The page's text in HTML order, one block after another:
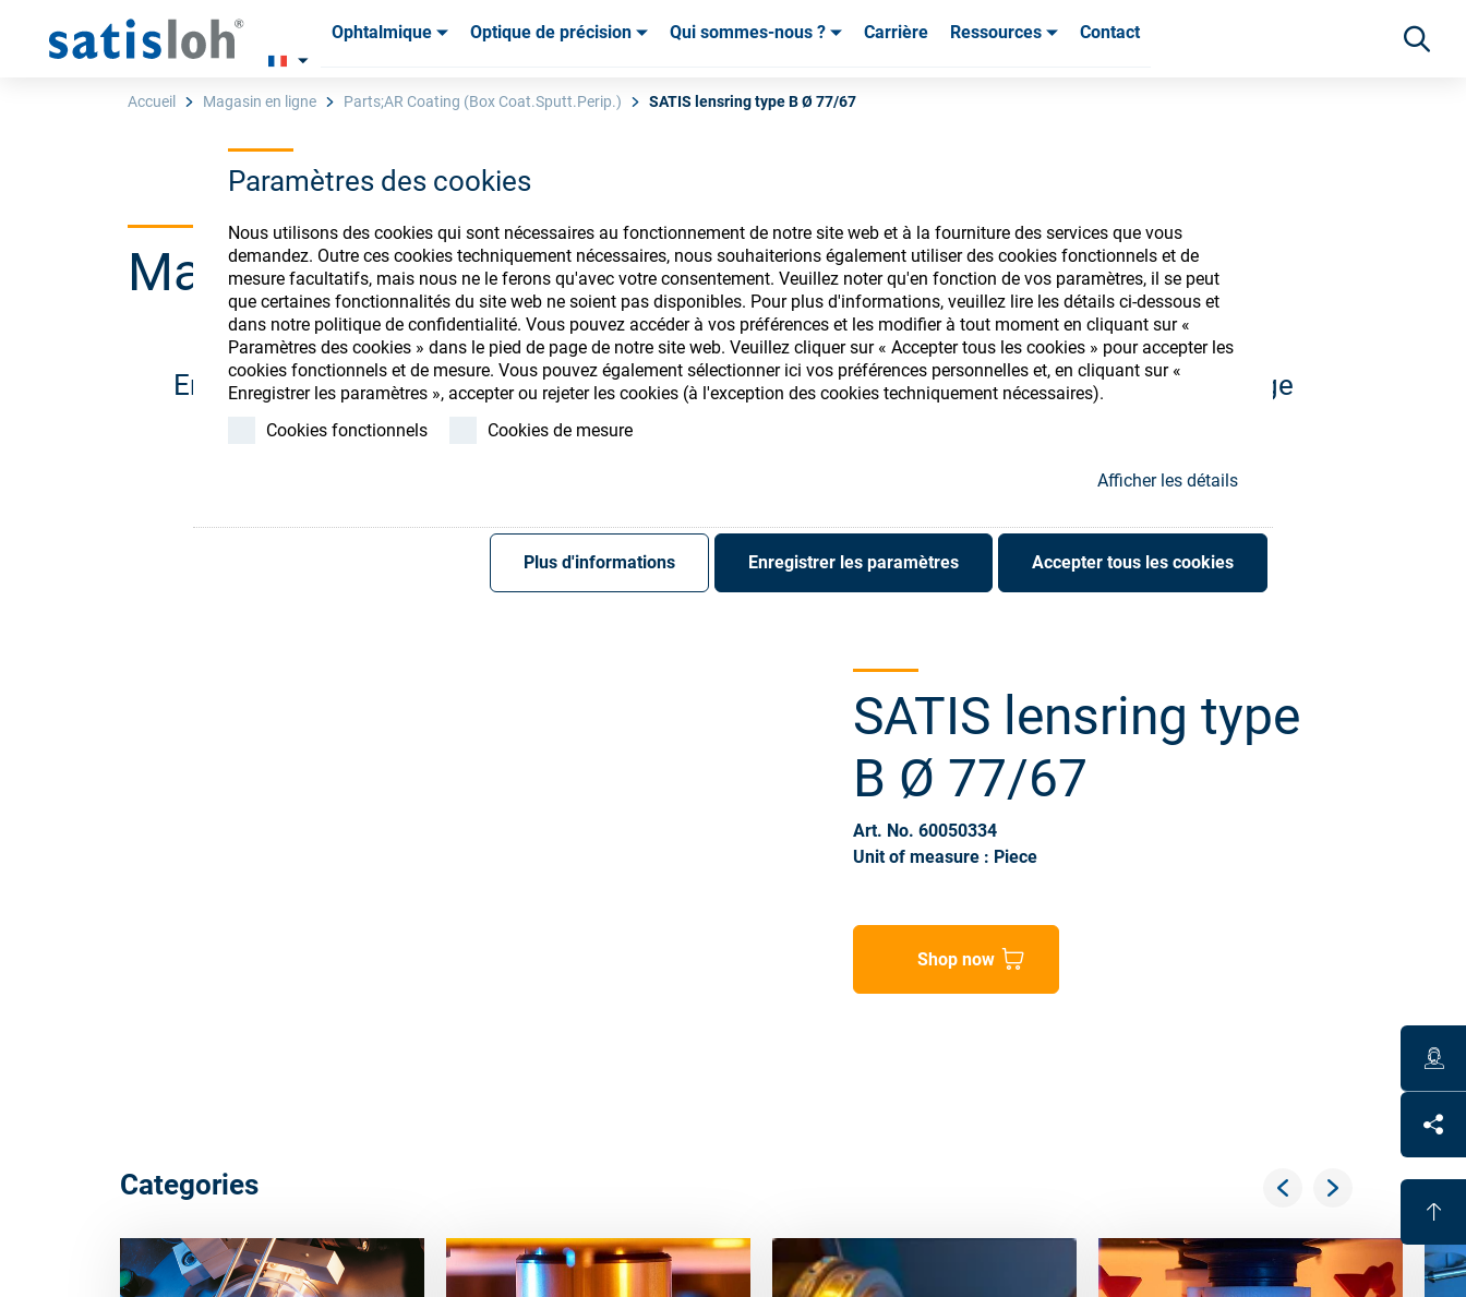
Paramètres des cookies
Nous utilisons des cookies qui sont nécessaires au fonctionnement de notre site web et à la fourniture des services que vous
demandez. Outre ces cookies techniquement nécessaires, nous souhaiterions également utiliser des cookies fonctionnels et de
mesure facultatifs, mais nous ne le ferons qu'avec votre consentement. Veuillez noter qu'en fonction de vos paramètres, il se peut
que certaines fonctionnalités du site web ne soient pas disponibles. Pour plus d'informations, veuillez lire les détails ci-dessous et
dans notre politique de confidentialité. Vous pouvez accéder à vos préférences et les modifier à tout moment en cliquant sur «
Paramètres des cookies » dans le pied de page de notre site web. Veuillez cliquer sur « Accepter tous les cookies » pour accepter les
cookies fonctionnels et de mesure. Vous pouvez également sélectionner ici vos préférences personnelles et, en cliquant sur «
Enregistrer les paramètres », accepter ou rejeter les cookies (à l'exception des cookies techniquement nécessaires).
Cookies fonctionnels
Cookies de mesure
Afficher les détails
Plus d'informations Enregistrer les paramètres Accepter tous les cookies
Ophtalmique Optique de précision Qui sommes-nous ? Carrière Ressources Contact
Ophtalmique
Accueil Magasin en ligne Parts;AR Coating (Box Coat.Sputt.Perip.) SATIS lensring type B Ø 77/67
Magasin de consommables ophtalmiques
Enregistrez-vous ou connectez-vous pour accéder à vos comptes et découvrir notre large
gamme de consommables ophtalmiques
SATIS lensring type
B Ø 77/67
Art. No. 60050334
Unit of measure : Piece
Shop now
Categories